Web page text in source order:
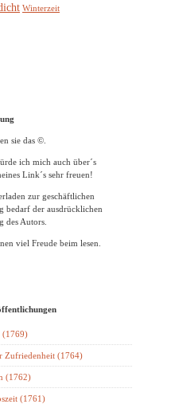
Winterzeit
sie das ©.
ich mich auch über´s
Link´s sehr freuen!
zur geschäftlichen
bedarf der ausdrücklichen
des Autors.
viel Freude beim lesen.
(1769)
Zufriedenheit (1764)
(1762)
(1761)